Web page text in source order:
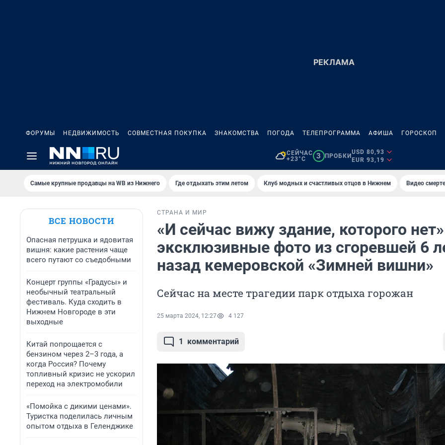
ФОРУМЫ НЕДВИЖИМОСТЬ СОВМЕСТНАЯ ПОКУПКА ЗНАКОМСТВА ПОГОДА ТЕЛЕПРОГРАММА АФИША ГОРОСКОП
СЕЙЧАС
+23°C
3 ПРОБКИ
USD 80,93
EUR 93,19
Самые крупные продавцы на WB из Нижнего Где отдыхать этим летом Клуб модных и счастливых отцов в Нижнем Видео
ВСЕ НОВОСТИ
Опасная петрушка и ядовитая
вишня: какие растения чаще
всего путают со съедобными
Концерт группы «Градусы» и
необычный театральный
фестиваль. Куда сходить в
Нижнем Новгороде в эти
выходные
Китай попрощается с
бензином через 2–3 года, а
когда Россия? Почему
топливный кризис не ускорил
переход на электромобили
«Помойка с дикими ценами».
Туристка поделилась личным
опытом отдыха в Геленджике
СТРАНА И МИР
«И сейчас вижу здание, которого
эксклюзивные фото из сгоревшей 6
назад кемеровской «Зимней вишни»
Сейчас на месте трагедии парк отдыха горожан
25 марта 2024, 12:27 4 127
1 комментарий